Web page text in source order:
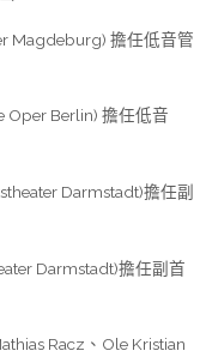
Magdeburg) 擔任低音管
Oper Berlin) 擔任低音
Darmstadt)擔任副
Darmstadt)擔任副首
Racz 、 Ole Kristian